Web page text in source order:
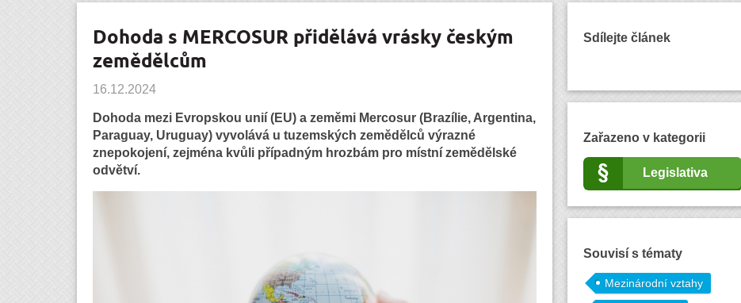
Dohoda s MERCOSUR přidělává vrásky českým
zemědělcům
16.12.2024
Dohoda mezi Evropskou unií (EU) a zeměmi Mercosur (Brazílie, Argentina,
Paraguay, Uruguay) vyvolává u tuzemských zemědělců výrazné
znepokojení, zejména kvůli případným hrozbám pro místní zemědělské
odvětví.
Sdílejte článek
Zařazeno v kategorii
Legislativa
Souvisí s tématy
Mezinárodní vztahy